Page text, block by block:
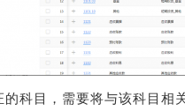
科目，需要将与该科目相